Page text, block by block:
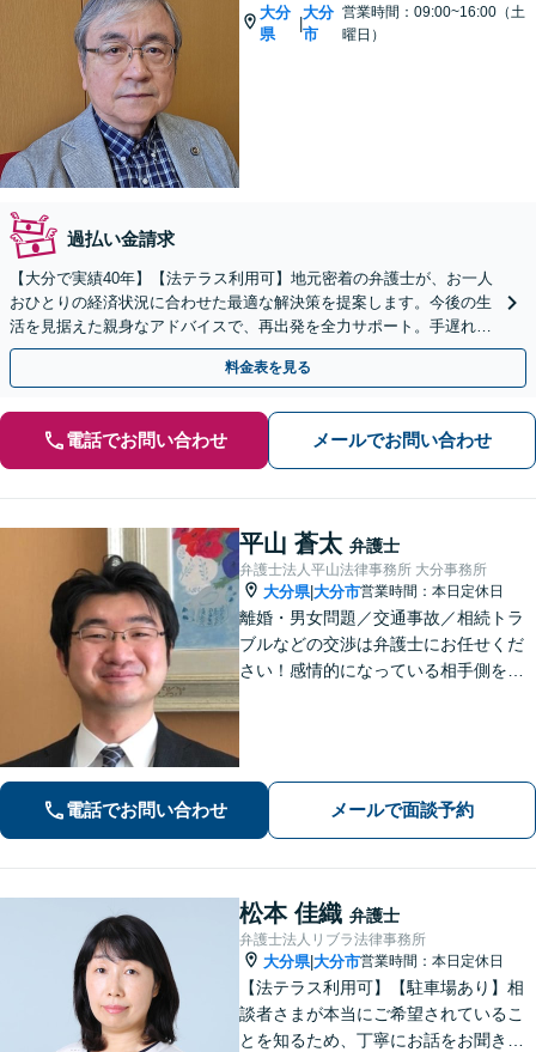
大分
県
|
大分
市
営業時間：09:00~16:00（土
曜日）
過払い金請求
【大分で実績40年】【法テラス利用可】地元密着の弁護士が、お一人
おひとりの経済状況に合わせた最適な解決策を提案します。今後の生
活を見据えた親身なアドバイスで、再出発を全力サポート。手遅れに
なる前に、まずはご相談ください。【休日面談可】
料金表を見る
電話でお問い合わせ メールでお問い合わせ
平山 蒼太 弁護士
弁護士法人平山法律事務所 大分事務所
大分県|大分市営業時間：本日定休日
離婚・男女問題／交通事故／相続トラ
ブルなどの交渉は弁護士にお任せくだ
さい！感情的になっている相手側を冷
電話でお問い合わせ メールで面談予約
松本 佳織 弁護士
弁護士法人リブラ法律事務所
大分県|大分市営業時間：本日定休日
【法テラス利用可】【駐車場あり】相
談者さまが本当にご希望されているこ
とを知るため、丁寧にお話をお聞きす